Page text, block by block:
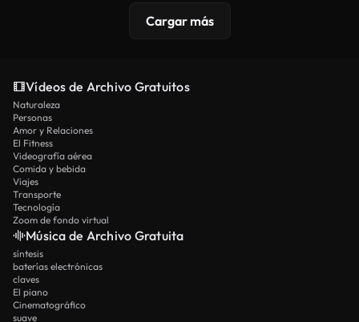
Cargar más
Vídeos de Archivo Gratuitos
Naturaleza
Personas
Amor y Relaciones
El Fitness
Videografía aérea
Comida y bebida
Viajes
Transporte
Tecnología
Zoom de fondo virtual
Música de Archivo Gratuita
síntesis
baterías electrónicas
claves
El piano
Cinematográfico
suave